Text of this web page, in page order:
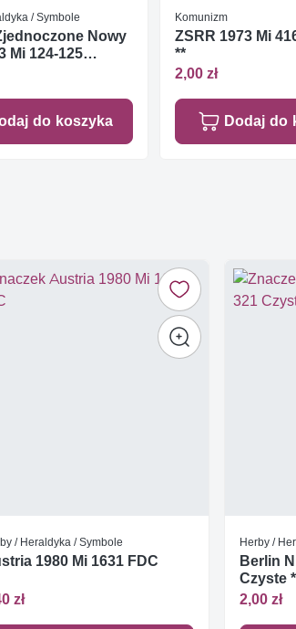
/ Symbole
Nowy
Mi 124-125
do koszyka
Komunizm
ZSRR 1973 Mi
**
2,00 zł
Dodaj do
/ Heraldyka / Symbole
1980 Mi 1631 FDC
zł
Herby /
Berlin
Czyste
2,00 zł